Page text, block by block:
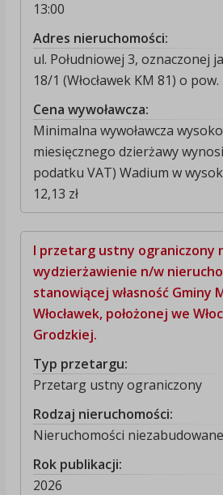
13:00
Adres nieruchomości:
ul. Południowej 3, oznaczonej
18/1 (Włocławek KM 81) o
Cena wywoławcza:
Minimalna wywoławcza
miesięcznego dzierżawy wynosi
podatku VAT) Wadium w
12,13 zł
I przetarg ustny ograniczony
wydzierżawienie n/w
stanowiącej własność Gminy
Włocławek, położonej we
Grodzkiej.
Typ przetargu:
Przetarg ustny ograniczony
Rodzaj nieruchomości:
Nieruchomości niezabudowane
Rok publikacji:
2026